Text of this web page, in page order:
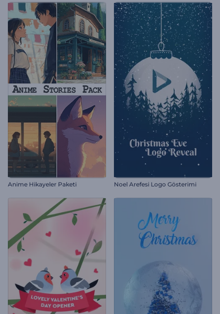
Anime Hikayeler Paketi Noel Arefesi Logo Gösterimi